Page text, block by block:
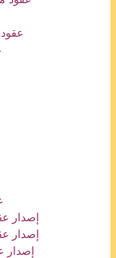
إصدار
إصدار
إصدار